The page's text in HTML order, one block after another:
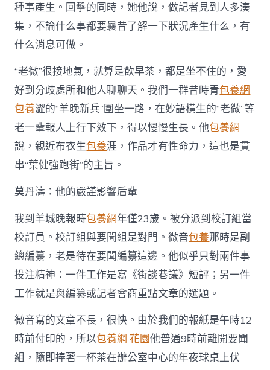
種事產生。回擊的同時，她他說，做記者見到人多湊
集，不論什么事都要曩昔了解一下狀況產生什么，有
什么消息可做。
“老微”很接地氣，就算是飲早茶，都是坐不住的，愛
好到分歧處所和他人聊聊天。我們一群昔時青包養網
包養澀的“羊晚新兵”圍坐一路，在妙語橫生的“老微”等
老一輩報人上行下效下，得以慢慢生長。他包養網
說，親近布衣生包養涯，作品才有性命力，這也是貫
串“葉健強跑街”的主旨。
莫丹濤：他的嚴謹影響后輩
我到羊城晚報時包養網年僅23歲。被分派到校訂組當
校訂員。校訂組與要聞組是對門。微音包養那時是副
總編纂，老是待在要聞編纂這邊。他似乎只對兩件事
投注精神：一件工作是寫《街談巷議》短評；另一件
工作就是與編纂或記者會商重點文章的選題。
微音寫的文章不長，很快。由於我們的報紙是午時12
時前付印的，所以包養網 花園他普通9時前離開要聞
組，隨即捧著一杯茶在辦公室中心的年夜球桌上伏